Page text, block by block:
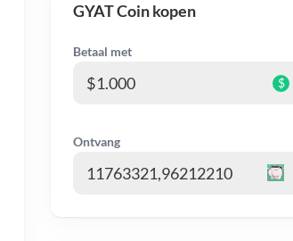
GYAT Coin kopen
Betaal met
$
Ontvang